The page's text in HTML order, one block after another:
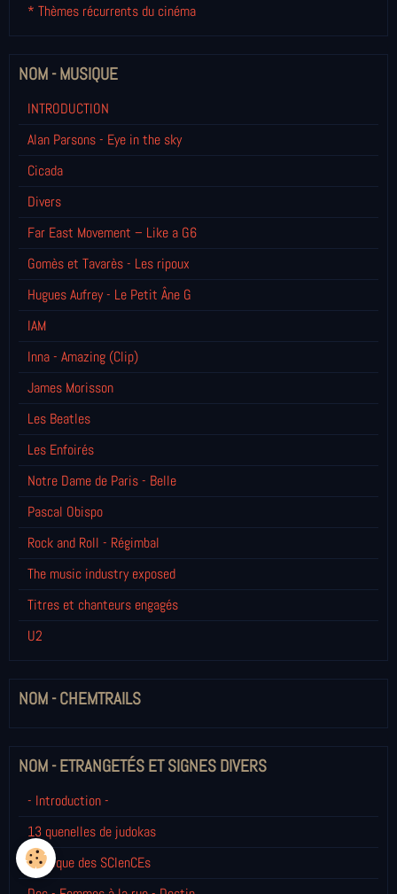
* Thèmes récurrents du cinéma
NOM - MUSIQUE
INTRODUCTION
Alan Parsons - Eye in the sky
Cicada
Divers
Far East Movement – Like a G6
Gomès et Tavarès - Les ripoux
Hugues Aufrey - Le Petit Âne G
IAM
Inna - Amazing (Clip)
James Morisson
Les Beatles
Les Enfoirés
Notre Dame de Paris - Belle
Pascal Obispo
Rock and Roll - Régimbal
The music industry exposed
Titres et chanteurs engagés
U2
NOM - CHEMTRAILS
NOM - ETRANGETÉS ET SIGNES DIVERS
- Introduction -
13 quenelles de judokas
Boutique des SCIenCEs